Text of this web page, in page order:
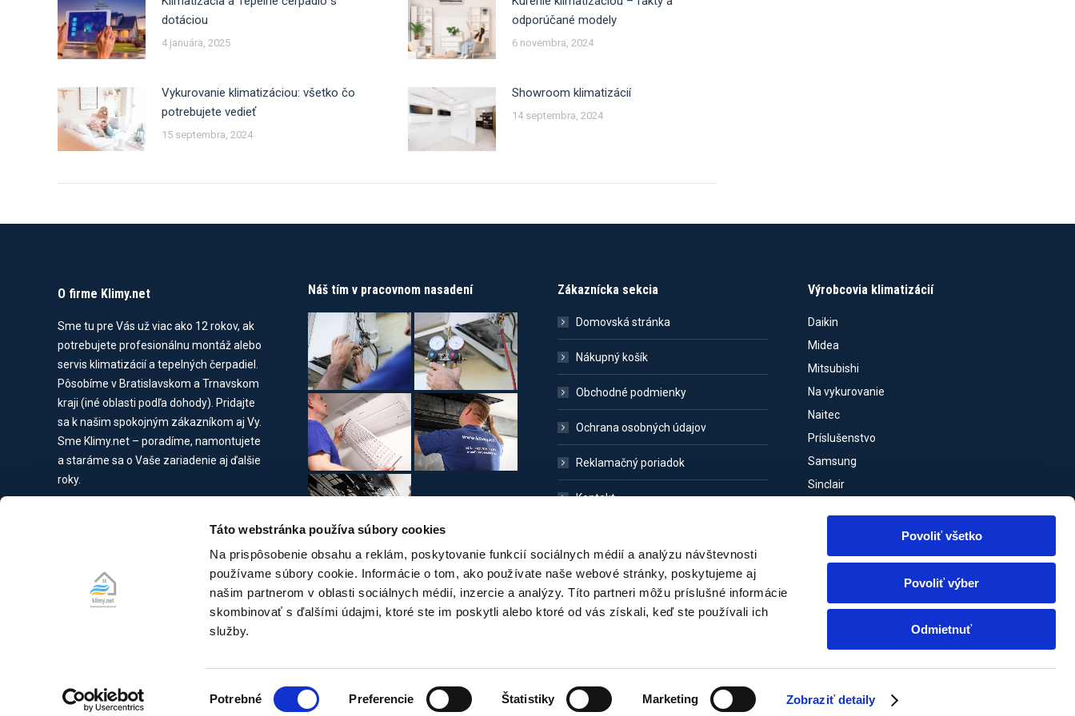
Táto webstránka používa súbory cookies
Na prispôsobenie obsahu a reklám, poskytovanie funkcií sociálnych médií a analýzu návštevnosti
používame súbory cookie. Informácie o tom, ako používate naše webové stránky, poskytujeme aj
našim partnerom v oblasti sociálnych médií, inzercie a analýzy. Títo partneri môžu príslušné informácie
skombinovať s ďalšími údajmi, ktoré ste im poskytli alebo ktoré od vás získali, keď ste používali ich
služby.
Potrebné Preferencie Štatistiky Marketing Zobraziť detaily
Povoliť všetko
Povoliť výber
Odmietnuť
dotáciou
4 januára, 2025
odporúčané modely
6 novembra, 2024
Vykurovanie klimatizáciou: všetko čo
potrebujete vedieť
15 septembra, 2024
Showroom klimatizácií
14 septembra, 2024
O firme Klimy.net
Sme tu pre Vás už viac ako 12 rokov, ak
potrebujete profesionálnu montáž alebo
servis klimatizácií a tepelných čerpadiel.
Pôsobíme v Bratislavskom a Trnavskom
kraji (iné oblasti podľa dohody). Pridajte
sa k našim spokojným zákazníkom aj Vy.
Sme Klimy.net – poradíme, namontujete
a staráme sa o Vaše zariadenie aj ďalšie
roky.
Overenie odb. vedomostí – nad 25kg
Doklad o overení odb. vedomostí
Náš tím v pracovnom nasadení Zákaznícka sekcia
Domovská stránka
Nákupný košík
Obchodné podmienky
Ochrana osobných údajov
Reklamačný poriadok
Kontakt
Výrobcovia klimatizácií
Daikin
Midea
Mitsubishi
Na vykurovanie
Naitec
Príslušenstvo
Samsung
Sinclair
Vivax
Klimy.net - klimatizácie s montážou rýchlo a spoľahlivo © TOP SERVICES, s.r.o., 2015-2025. Všetky práva vyhradené.